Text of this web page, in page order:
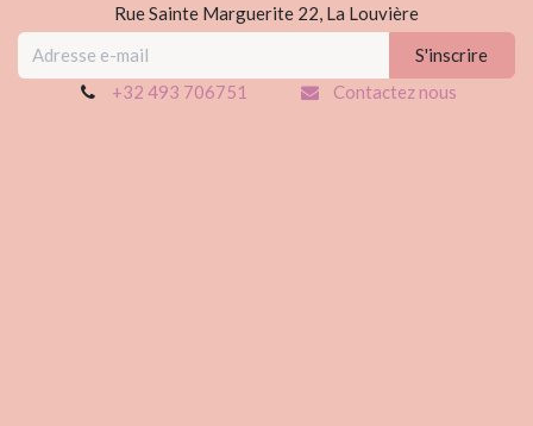
Rue Sainte Marguerite 22, La Louvière
S'inscrire
+32 493 706751
Contactez nous